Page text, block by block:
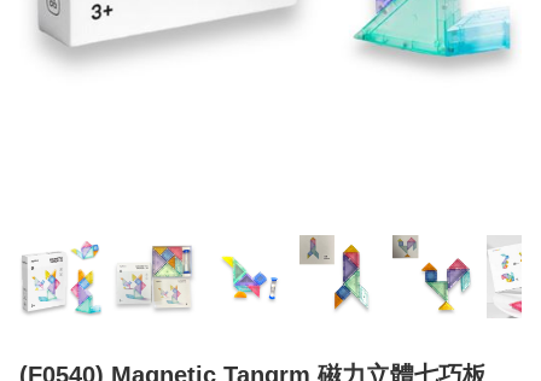
(F0540) Magnetic Tangrm 磁力立體七巧板